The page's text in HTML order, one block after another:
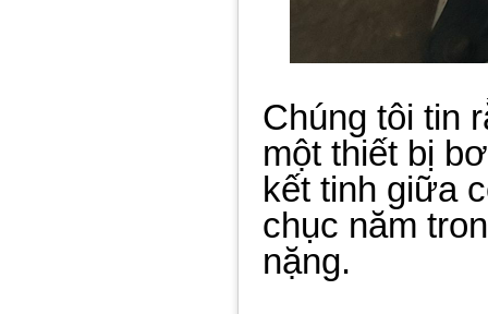
Chúng tôi tin
một thiết bị
kết tinh giữa
chục năm
nặng.